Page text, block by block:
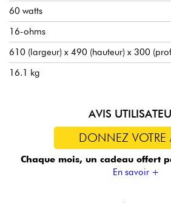
60 watts
16-ohms
610 (largeur) x 490 (hauteur) x 300
16.1 kg
AVIS
DONNEZ VOTRE
Chaque mois, un cadeau offert
En savoir +